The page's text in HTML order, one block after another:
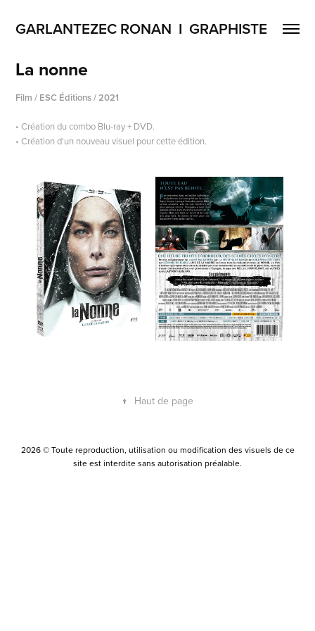
GARLANTEZEC RONAN  I  GRAPHISTE
La nonne
Film / ESC Éditions / 2021
• Créationdu combo Blu-ray + DVD.
• Création d'un nouveau visuel pour cette édition.
↑ Haut de page
2026 © Toute reproduction, utilisation ou modification des visuels de ce
site est interdite sans autorisation préalable.